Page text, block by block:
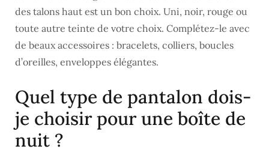
des talons haut est un bon choix. Uni, noir, rouge ou
toute autre teinte de votre choix. Complétez-le avec
de beaux accessoires : bracelets, colliers, boucles
d’oreilles, enveloppes élégantes.
Quel type de pantalon dois-
je choisir pour une boîte de
nuit ?